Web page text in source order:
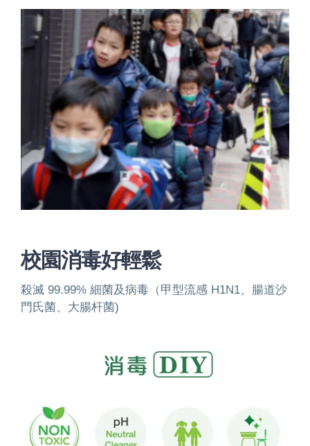
校園消毒好輕鬆
殺滅 99.99% 細菌及病毒（甲型流感 H1N1、腸道沙
門氏菌、大腸杆菌)